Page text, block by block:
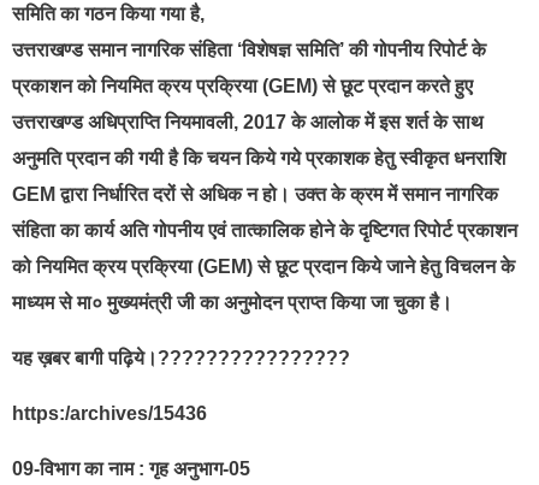
समिति का गठन किया गया है,
उत्तराखण्ड समान नागरिक संहिता ‘विशेषज्ञ समिति’ की गोपनीय रिपोर्ट के
प्रकाशन को नियमित क्रय प्रक्रिया (GEM) से छूट प्रदान करते हुए
उत्तराखण्ड अधिप्राप्ति नियमावली, 2017 के आलोक में इस शर्त के साथ
अनुमति प्रदान की गयी है कि चयन किये गये प्रकाशक हेतु स्वीकृत धनराशि
GEM द्वारा निर्धारित दरों से अधिक न हो। उक्त के क्रम में समान नागरिक
संहिता का कार्य अति गोपनीय एवं तात्कालिक होने के दृष्टिगत रिपोर्ट प्रकाशन
को नियमित क्रय प्रक्रिया (GEM) से छूट प्रदान किये जाने हेतु विचलन के
माध्यम से मा० मुख्यमंत्री जी का अनुमोदन प्राप्त किया जा चुका है।
यह ख़बर बागी पढ़िये।????????????????
https:/archives/15436
09-विभाग का नाम : गृह अनुभाग-05